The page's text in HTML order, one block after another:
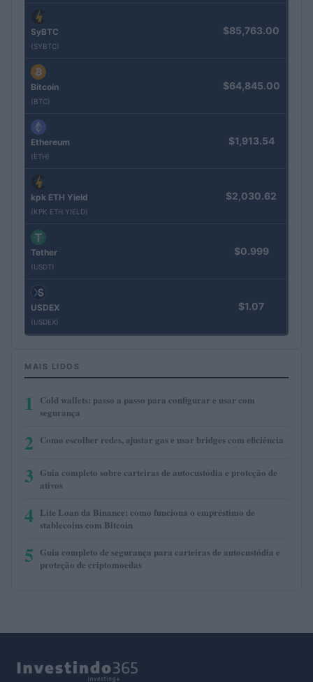
SyBTC
(SYBTC)
$85,763.00
Bitcoin
(BTC)
$64,845.00
Ethereum
(ETH)
$1,913.54
kpk ETH Yield
(KPK ETH YIELD)
$2,030.62
Tether
(USDT)
$0.999
USDEX
(USDEX)
$1.07
MAIS LIDOS
1
Cold wallets: passo a passo para configurar e usar com
segurança
2 Como escolher redes, ajustar gas e usar bridges com eficiência
3 Guia completo sobre carteiras de autocustódia e proteção de
ativos
4 Lite Loan da Binance: como funciona o empréstimo de
stablecoins com Bitcoin
5 Guia completo de segurança para carteiras de autocustódia e
proteção de criptomoedas